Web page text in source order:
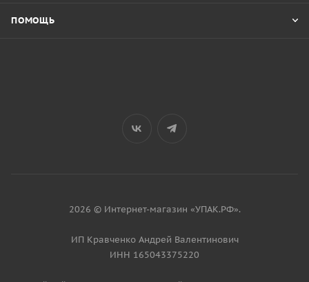
ПОМОЩЬ
2026 © Интернет-магазин «УПАК.РФ».
ИП Кравченко Андрей Валентинович
ИНН 165043375220